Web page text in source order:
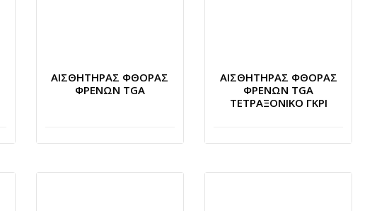
ΑΙΣΘΗΤΗΡΑΣ ΦΘΟΡΑΣ
ΦΡΕΝΩΝ TGA
ΑΙΣΘΗΤΗΡΑΣ ΦΘΟΡΑΣ
ΦΡΕΝΩΝ TGA
ΤΕΤΡΑΞΟΝΙΚΟ ΓΚΡΙ